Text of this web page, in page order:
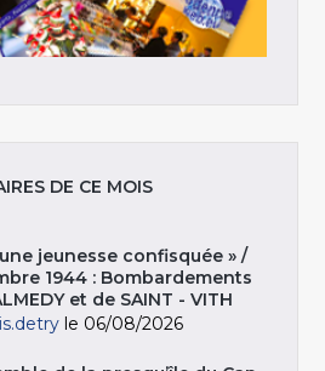
DE CE MOIS
jeunesse confisquée » /
1944 : Bombardements
et de SAINT - VITH
le 06/08/2026